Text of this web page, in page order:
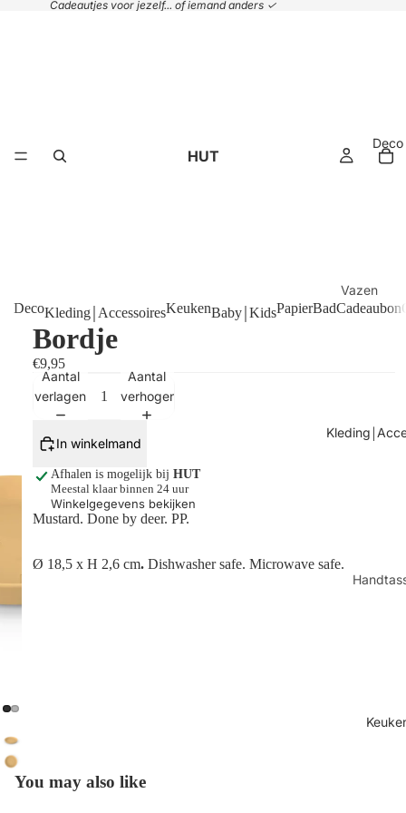
Cadeautjes voor jezelf... of iemand anders ✓
HUT
Deco
Vazen
Plaids &
Tafels
Kleding￨
Shop
DecoKleding￨AccessoiresKeukenBaby￨KidsPapierBadCadeaubon
Bordje
€9,95
Aantal
verlagen
Aantal
verhogen
In winkelmand
Afhalen is mogelijk bij HUT
Meestal klaar binnen 24 uur
Winkelgegevens bekijken
Mustard. Done by deer. PP.
Ø 18,5 x H 2,6 cm. Dishwasher safe. Microwave safe.
You may also like